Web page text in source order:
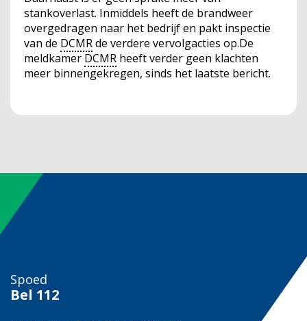
stankoverlast. Inmiddels heeft de brandweer
overgedragen naar het bedrijf en pakt inspectie
van de DCMRde verdere vervolgacties op.De
meldkamer DCMR heeft verder geen klachten
meer binnengekregen, sinds het laatste bericht.
Spoed
Bel 112